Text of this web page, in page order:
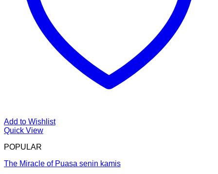
Add to Wishlist
Quick View
POPULAR
The Miracle of Puasa senin kamis